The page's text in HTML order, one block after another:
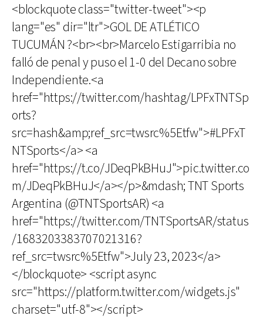
<blockquote class="twitter-tweet"><p
lang="es" dir="ltr">GOL DE ATLÉTICO
TUCUMÁN ?<br><br>Marcelo Estigarribia no
falló de penal y puso el 1-0 del Decano sobre
Independiente.<a
href="https://twitter.com/hashtag/LPFxTNTSp
orts?
src=hash&amp;ref_src=twsrc%5Etfw">#LPFxT
NTSports</a> <a
href="https://t.co/JDeqPkBHuJ">pic.twitter.co
m/JDeqPkBHuJ</a></p>&mdash; TNT Sports
Argentina (@TNTSportsAR) <a
href="https://twitter.com/TNTSportsAR/status
/1683203383707021316?
ref_src=twsrc%5Etfw">July 23, 2023</a>
</blockquote> <script async
src="https://platform.twitter.com/widgets.js"
charset="utf-8"></script>